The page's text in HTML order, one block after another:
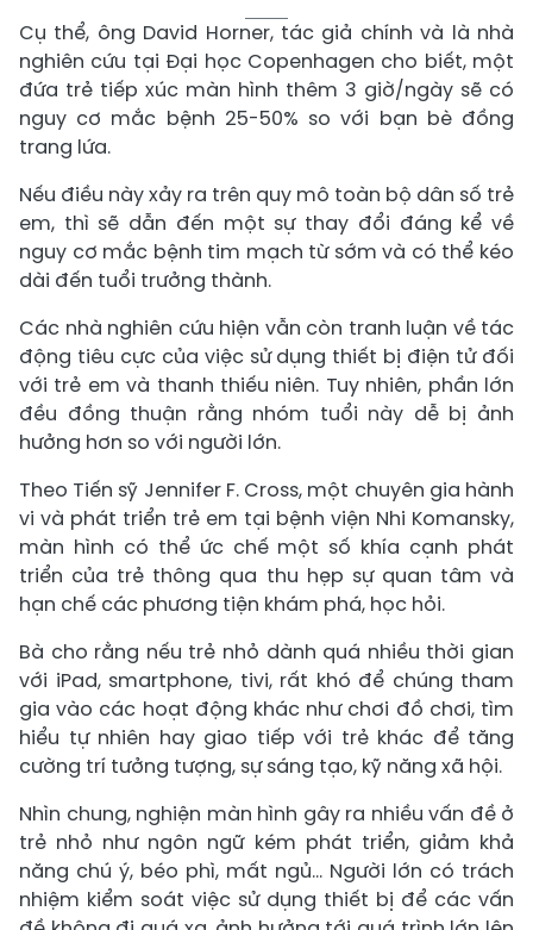
Cụ thể, ông David Horner, tác giả chính và là nhà
nghiên cứu tại Đại học Copenhagen cho biết, một
đứa trẻ tiếp xúc màn hình thêm 3 giờ/ngày sẽ có
nguy cơ mắc bệnh 25-50% so với bạn bè đồng
trang lứa.
Nếu điều này xảy ra trên quy mô toàn bộ dân số trẻ
em, thì sẽ dẫn đến một sự thay đổi đáng kể về
nguy cơ mắc bệnh tim mạch từ sớm và có thể kéo
dài đến tuổi trưởng thành.
Các nhà nghiên cứu hiện vẫn còn tranh luận về tác
động tiêu cực của việc sử dụng thiết bị điện tử đối
với trẻ em và thanh thiếu niên. Tuy nhiên, phần lớn
đều đồng thuận rằng nhóm tuổi này dễ bị ảnh
hưởng hơn so với người lớn.
Theo Tiến sỹ Jennifer F. Cross, một chuyên gia hành
vi và phát triển trẻ em tại bệnh viện Nhi Komansky,
màn hình có thể ức chế một số khía cạnh phát
triển của trẻ thông qua thu hẹp sự quan tâm và
hạn chế các phương tiện khám phá, học hỏi.
Bà cho rằng nếu trẻ nhỏ dành quá nhiều thời gian
với iPad, smartphone, tivi, rất khó để chúng tham
gia vào các hoạt động khác như chơi đồ chơi, tìm
hiểu tự nhiên hay giao tiếp với trẻ khác để tăng
cường trí tưởng tượng, sự sáng tạo, kỹ năng xã hội.
Nhìn chung, nghiện màn hình gây ra nhiều vấn đề ở
trẻ nhỏ như ngôn ngữ kém phát triển, giảm khả
năng chú ý, béo phì, mất ngủ… Người lớn có trách
nhiệm kiểm soát việc sử dụng thiết bị để các vấn